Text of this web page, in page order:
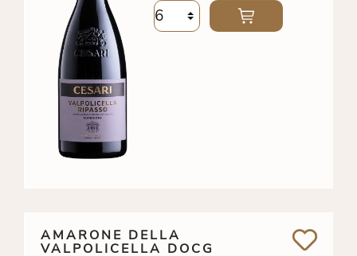
AMARONE DELLA
VALPOLICELLA DOCG